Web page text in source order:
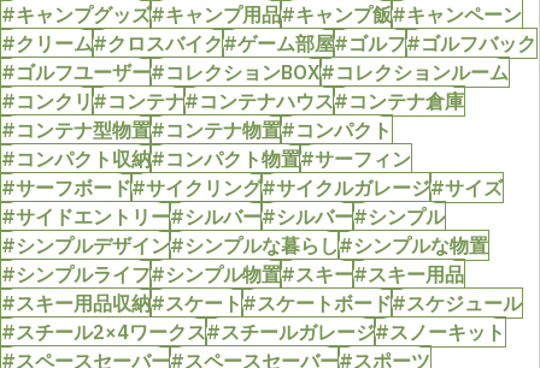
#キャンプグッズ#キャンプ用品#キャンプ飯#キャンペーン
#クリーム#クロスバイク#ゲーム部屋#ゴルフ#ゴルフバック
#ゴルフユーザー#コレクションBOX#コレクションルーム
#コンクリ#コンテナ#コンテナハウス#コンテナ倉庫
#コンテナ型物置#コンテナ物置#コンパクト
#コンパクト収納#コンパクト物置#サーフィン
#サーフボード#サイクリング#サイクルガレージ#サイズ
#サイドエントリー#シルバー#シルバー#シンプル
#シンプルデザイン#シンプルな暮らし#シンプルな物置
#シンプルライフ#シンプル物置#スキー#スキー用品
#スキー用品収納#スケート#スケートボード#スケジュール
#スチール2×4ワークス#スチールガレージ#スノーキット
#スペースセーバー#スペースセーバー#スポーツ